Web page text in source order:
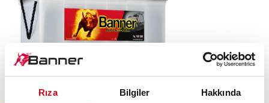
Rıza Bilgiler Hakkında
Buffalo Bull SLI